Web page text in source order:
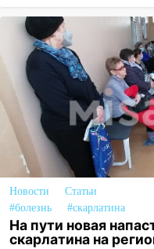
Новости
Статьи
#болезнь
#скарлатина
На пути новая
скарлатина на